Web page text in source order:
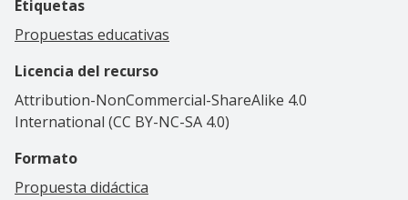
Etiquetas
Propuestas educativas
Licencia del recurso
Attribution-NonCommercial-ShareAlike 4.0
International (CC BY-NC-SA 4.0)
Formato
Propuesta didáctica